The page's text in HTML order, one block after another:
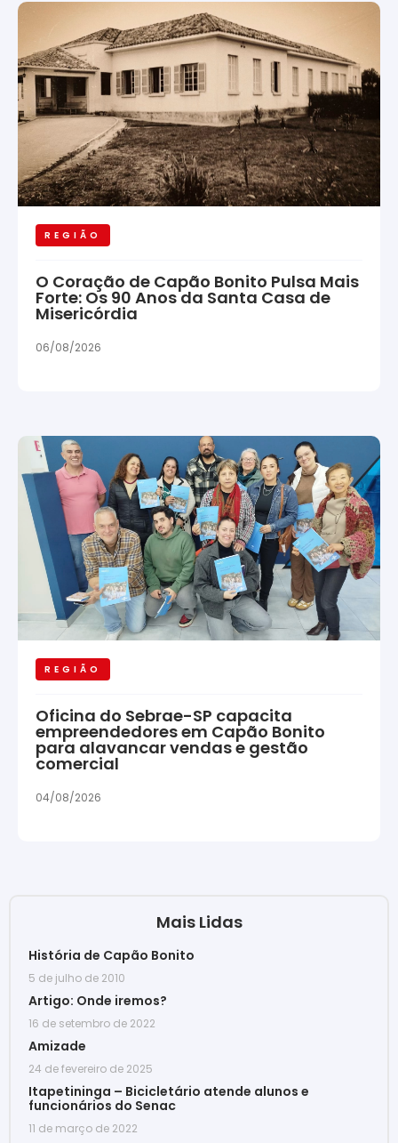
REGIÃO
O Coração de Capão Bonito Pulsa Mais
Forte: Os 90 Anos da Santa Casa de
Misericórdia
06/08/2026
REGIÃO
Oficina do Sebrae-SP capacita
empreendedores em Capão Bonito
para alavancar vendas e gestão
comercial
04/08/2026
Mais Lidas
História de Capão Bonito
5 de julho de 2010
Artigo: Onde iremos?
16 de setembro de 2022
Amizade
24 de fevereiro de 2025
Itapetininga – Bicicletário atende alunos e
funcionários do Senac
11 de março de 2022